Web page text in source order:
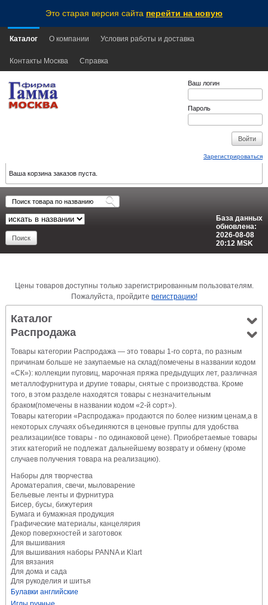
Это старая версия сайта перейти на новую
Каталог О компании Условия работы и доставка
Контакты Москва Справка
Ваш логин
Пароль
Зарегистрироваться
Ваша корзина заказов пуста.
База данных
обновлена:
2026-08-08
20:12 MSK
Цены товаров доступны только зарегистрированным пользователям.
Пожалуйста, пройдите регистрацию!
Каталог
Распродажа
Товары категории Распродажа — это товары 1-го сорта, по разным
причинам больше не закупаемые на склад(помечены в названии кодом
«СК»): коллекции пуговиц, марочная пряжа предыдущих лет, различная
металлофурнитура и другие товары, снятые с производства. Кроме
того, в этом разделе находятся товары с незначительным
браком(помечены в названии кодом «2-й сорт»).
Товары категории «Распродажа» продаются по более низким ценам,а в
некоторых случаях объединяются в ценовые группы для удобства
реализации(все товары - по одинаковой цене). Приобретаемые товары
этих категорий не подлежат дальнейшему возврату и обмену (кроме
случаев получения товара на реализацию).
Наборы для творчества
Ароматерапия, свечи, мыловарение
Бельевые ленты и фурнитура
Бисер, бусы, бижутерия
Бумага и бумажная продукция
Графические материалы, канцелярия
Декор поверхностей и заготовок
Для вышивания
Для вышивания наборы PANNA и Klart
Для вязания
Для дома и сада
Для рукоделия и шитья
Булавки английские